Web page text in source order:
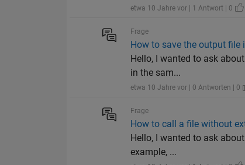
etwa 10 Jahre vor | 1 Antwort | 0
Frage
How to save the output file
Hello, I wanted to ask
in the sam...
etwa 10 Jahre vor | 0 Antworten | 0
Frage
How to call a file without
Hello, I wanted to ask
example, ...